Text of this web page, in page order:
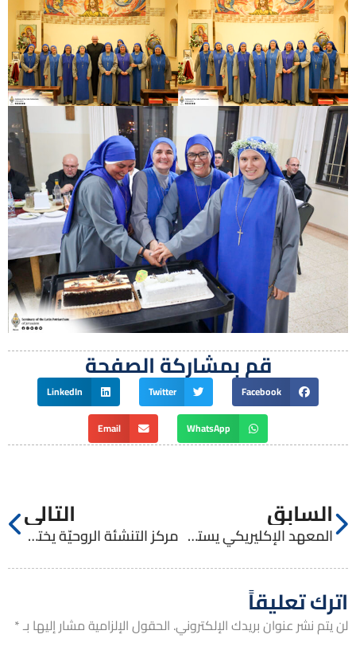
قم بمشاركة الصفحة
Facebook
Twitter
LinkedIn
WhatsApp
Email
السابق
المعهد الإكليريكي يستضيف سيادة المتروبوليت فنيذكتوس، الوكيل البطريركي في مدينة بيت لحم وكهنة الروم الأرثوذكس
التالي
مركز التنشئة الروحيّة يختتم دورة تعليم الكنيسة الاجتماعي
اترك تعليقاً
لن يتم نشر عنوان بريدك الإلكتروني. الحقول الإلزامية مشار إليها بـ*